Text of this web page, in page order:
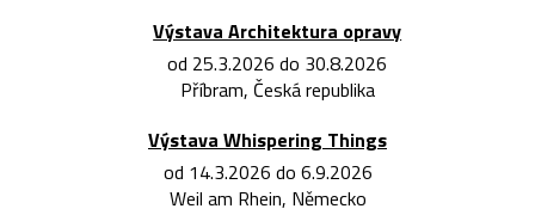
Výstava Architektura opravy
od 25.3.2026 do 30.8.2026
Příbram, Česká republika
Výstava Whispering Things
od 14.3.2026 do 6.9.2026
Weil am Rhein, Německo